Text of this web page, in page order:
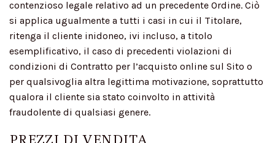
contenzioso legale relativo ad un precedente Ordine. Ciò
si applica ugualmente a tutti i casi in cui il Titolare,
ritenga il cliente inidoneo, ivi incluso, a titolo
esemplificativo, il caso di precedenti violazioni di
condizioni di Contratto per l’acquisto online sul Sito o
per qualsivoglia altra legittima motivazione, soprattutto
qualora il cliente sia stato coinvolto in attività
fraudolente di qualsiasi genere.